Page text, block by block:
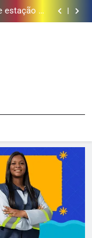
crianças
estação de
de água
vinhos para
semana
Campo de
crianças
estação de
de água
para
o que
e Gustavo
Em Destaque!